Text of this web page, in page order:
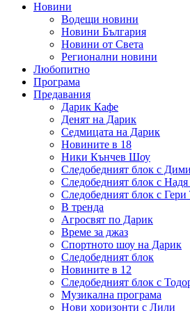
Новини
Водещи новини
Новини България
Новини от Света
Регионални новини
Любопитно
Програма
Предавания
Дарик Кафе
Денят на Дарик
Седмицата на Дарик
Новините в 18
Ники Кънчев Шоу
Следобедният блок с
Следобедният блок с
Следобедният блок с Гери
В тренда
Агросвят по Дарик
Време за джаз
Спортното шоу на Дарик
Следобедният блок
Новините в 12
Следобедният блок с
Музикална програма
Нови хоризонти с Лили